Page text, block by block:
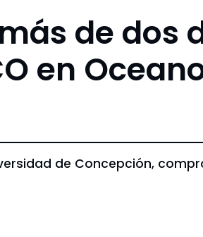
de dos
en
de Concepción,